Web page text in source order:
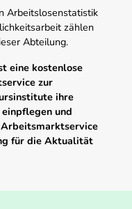
Arbeitslosenstatistik
zählen
Abteilung.
eine kostenlose
zur
ihre
und
für die Aktualität